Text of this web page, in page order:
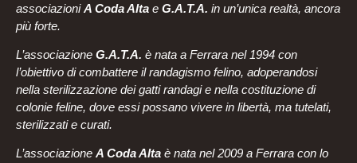
associazioniA Coda Alta e G.A.T.A. in un’unica realtà, ancora
più forte.
L’associazione G.A.T.A. è nata a Ferrara nel 1994 con
l’obiettivo di combattere il randagismo felino, adoperandosi
nella sterilizzazione dei gatti randagi e nella costituzione di
colonie feline, dove essi possano vivere in libertà, ma tutelati,
sterilizzati e curati.
L’associazione A Coda Alta è nata nel 2009 a Ferrara con lo